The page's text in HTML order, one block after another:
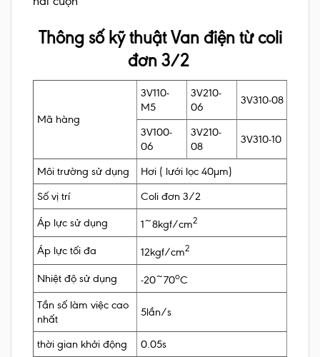
Thông số kỹ thuật Van điện từ coli
đơn 3/2
Mã hàng
3V110-
M5
3V210-
06
3V310-08
3V100-
06
3V210-
08
3V310-10
Môi trường sử dụng
Hơi ( lưới lọc 40µm)
Số vị trí
Coli đơn 3/2
Áp lực sử dụng 1~8kgf/cm2
Áp lực tối đa 12kgf/cm2
Nhiệt độ sử dụng -20~70oC
Tần số làm việc cao
nhất
5lần/s
thời gian khởi động 0.05s